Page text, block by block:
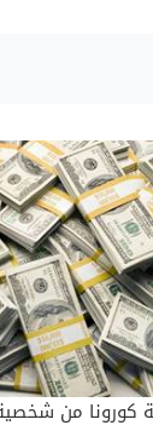
كورونا من